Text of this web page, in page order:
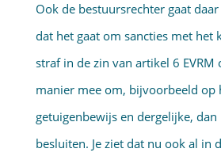
Ook de bestuursrechter gaat
dat het gaat om sancties met het
straf in de zin van artikel 6 EVRM
manier mee om, bijvoorbeeld op
getuigenbewijs en dergelijke,
besluiten. Je ziet dat nu ook al in